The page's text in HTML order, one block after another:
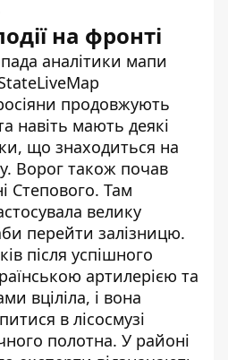
на фронті
аналітики мапи
продовжують
навіть мають деякі
що знаходиться на
Ворог також почав
Степового. Там
велику
перейти залізницю.
після успішного
артилерією та
вціліла, і вона
в лісосмузі
полотна. У районі